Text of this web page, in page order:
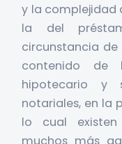
y la complejidad
la del
circunstancia
contenido de
hipotecario y
notariales, en la
lo cual
muchos más